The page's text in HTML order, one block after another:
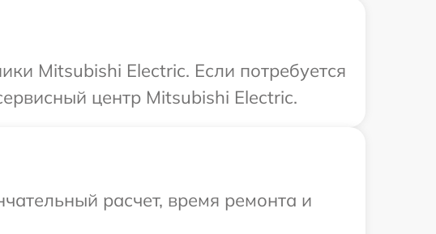
Mitsubishi Electric. Если потребуется
центр Mitsubishi Electric.
расчет, время ремонта и